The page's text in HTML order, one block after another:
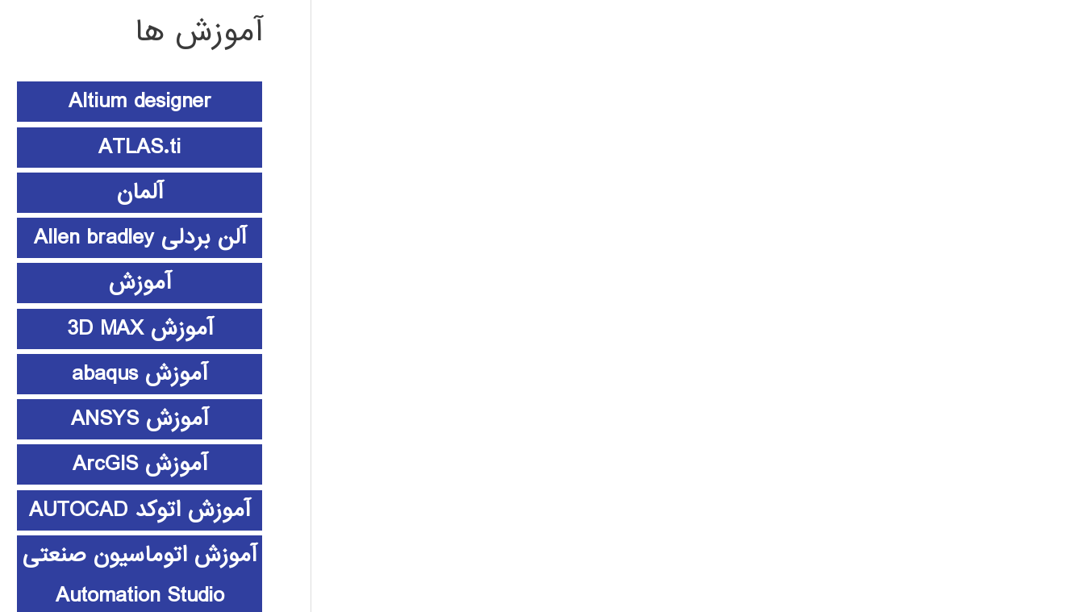
آموزش ها
Altium designer
ATLAS.ti
آلمان
آلن بردلی Allen bradley
آموزش
آموزش 3D MAX
آموزش abaqus
آموزش ANSYS
آموزش ArcGIS
آموزش اتوکد AUTOCAD
آموزش اتوماسیون صنعتی
Automation Studio